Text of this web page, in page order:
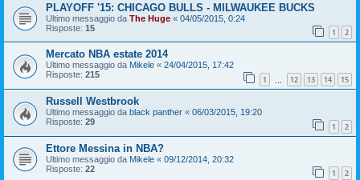
PLAYOFF '15: CHICAGO BULLS - MILWAUKEE BUCKS
Ultimo messaggio da The Huge « 04/05/2015, 0:24
Risposte: 15 1 2
Mercato NBA estate 2014
Ultimo messaggio da Mikele « 24/04/2015, 17:42
Risposte: 215 1 12 13 14 15
Russell Westbrook
Ultimo messaggio da black panther « 06/03/2015, 19:20
Risposte: 29 1 2
Ettore Messina in NBA?
Ultimo messaggio da Mikele « 09/12/2014, 20:32
Risposte: 22 1 2